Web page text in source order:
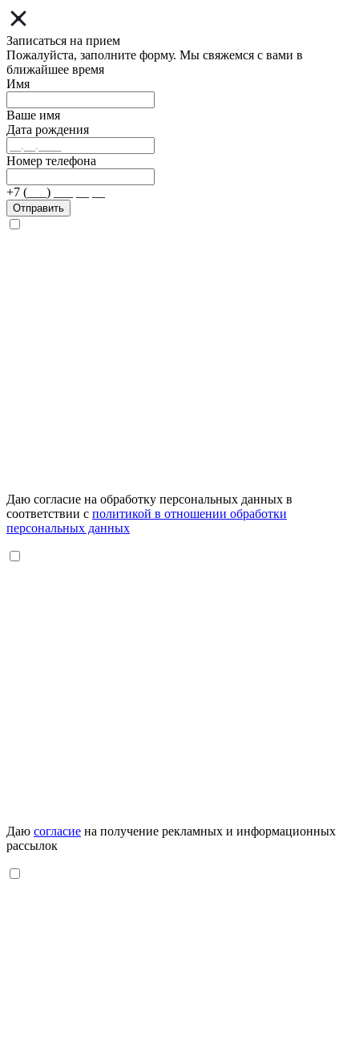
Записаться на прием
Пожалуйста, заполните форму. Мы свяжемся с вами в
ближайшее время
Имя
Ваше имя
Дата рождения
Номер телефона
+7 (___) ___ __ __
Отправить
Даю согласие на обработку персональных данных в
соответствии с политикой в отношении обработки
персональных данных
Даю согласие на получение рекламных и информационных
рассылок